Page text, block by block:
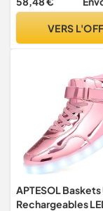
fêtes de Noël,
lumineuses
VERS
APTESOL
Rechargeables